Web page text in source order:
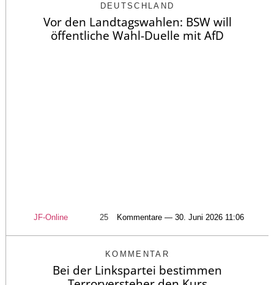
DEUTSCHLAND
Vor den Landtagswahlen: BSW will
öffentliche Wahl-Duelle mit AfD
JF-Online 25 Kommentare — 30. Juni 2026 11:06
KOMMENTAR
Bei der Linkspartei bestimmen